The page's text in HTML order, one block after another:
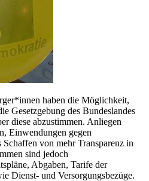
haben die Möglichkeit,
Gesetzgebung des Bundeslandes
diese abzustimmen. Anliegen
Einwendungen gegen
von mehr Transparenz in
sind jedoch
Abgaben, Tarife der
Dienst- und Versorgungsbezüge.